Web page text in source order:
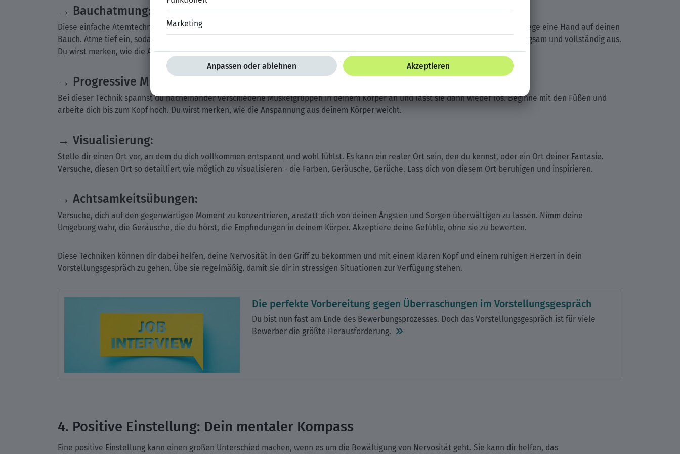
→ Bauchatmung:
Diese einfache Atemtechnik kann Wunder bewirken, um Stress und Anspannung abzubauen. Setze oder lege dich bequem hin und lege eine Hand auf deinen
Bauch. Atme tief ein, sodass sich dein Bauch unter deiner Hand ausdehnt. Halte den Atem für einen Moment an und atme dann langsam und vollständig aus.
Du wirst merken, wie die Anspannung mit jedem Atemzug nachlässt.
→ Progressive Muskelentspannung:
Bei dieser Technik spannst du nacheinander verschiedene Muskelgruppen in deinem Körper an und lässt sie dann wieder los. Beginne mit den Füßen und
arbeite dich bis zum Kopf hoch. Du wirst merken, wie die Anspannung aus deinem Körper weicht.
→ Visualisierung:
Stelle dir einen Ort vor, an dem du dich vollkommen entspannt und wohl fühlst. Es kann ein realer Ort sein, den du kennst, oder ein Ort deiner Fantasie.
Versuche, diesen Ort so detailliert wie möglich zu visualisieren - die Farben, Geräusche, Gerüche. Lass dich von diesem Ort beruhigen und inspirieren.
→ Achtsamkeitsübungen:
Versuche, dich auf den gegenwärtigen Moment zu konzentrieren, anstatt dich von deinen Ängsten und Sorgen überwältigen zu lassen. Nimm deine
Umgebung wahr, die Geräusche, die du hörst, die Empfindungen in deinem Körper. Akzeptiere deine Gefühle, ohne sie zu bewerten.
Diese Techniken können dir dabei helfen, deine Nervosität in den Griff zu bekommen und mit einem klaren Kopf und einem ruhigen Herzen in dein
Vorstellungsgespräch zu gehen. Übe sie regelmäßig, damit sie dir in stressigen Situationen zur Verfügung stehen.
Die perfekte Vorbereitung gegen Überraschungen im Vorstellungsgespräch
Du bist nun fast am Ende des Bewerbungsprozesses. Doch das Vorstellungsgespräch ist für viele
Bewerber die größte Herausforderung.
4. Positive Einstellung: Dein mentaler Kompass
Eine positive Einstellung kann einen großen Unterschied machen, wenn es um die Bewältigung von Nervosität geht. Sie kann dir helfen, das